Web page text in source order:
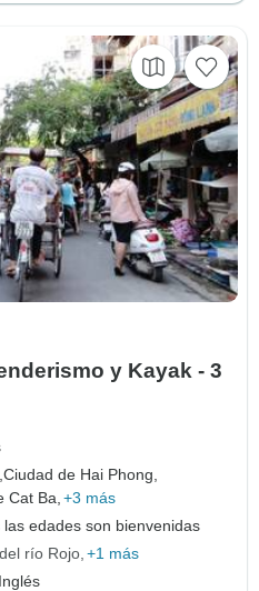
y Kayak - 3
Ciudad de Hai Phong,
Cat Ba, +3 más
las edades son bienvenidas
río Rojo +1 más